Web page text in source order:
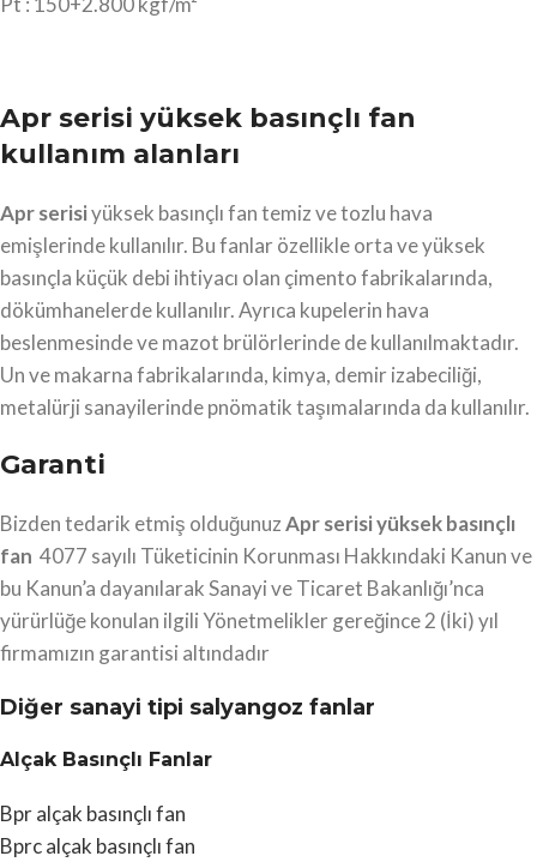
Apr serisi yüksek basınçlı fan
kullanım alanları
Apr serisiyüksek basınçlı fan temiz ve tozlu hava
emişlerinde kullanılır. Bu fanlar özellikle orta ve yüksek
basınçla küçük debi ihtiyacı olan çimento fabrikalarında,
dökümhanelerde kullanılır. Ayrıca kupelerin hava
beslenmesinde ve mazot brülörlerinde de kullanılmaktadır.
Un ve makarna fabrikalarında, kimya, demir izabeciliği,
metalürji sanayilerinde pnömatik taşımalarında da kullanılır.
Garanti
Bizden tedarik etmiş olduğunuzApr serisi yüksek basınçlı
fan 4077 sayılı Tüketicinin Korunması Hakkındaki Kanun ve
bu Kanun’a dayanılarak Sanayi ve Ticaret Bakanlığı’nca
yürürlüğe konulan ilgili Yönetmelikler gereğince 2 (İki) yıl
firmamızın garantisi altındadır
Diğer sanayi tipi salyangoz fanlar
Alçak Basınçlı Fanlar
Bpr alçak basınçlı fan
Bprc alçak basınçlı fan